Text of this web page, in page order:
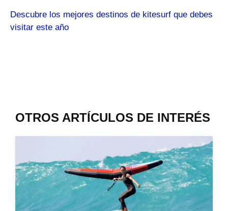
Descubre los mejores destinos de kitesurf que debes
visitar este año
OTROS ARTÍCULOS DE INTERÉS